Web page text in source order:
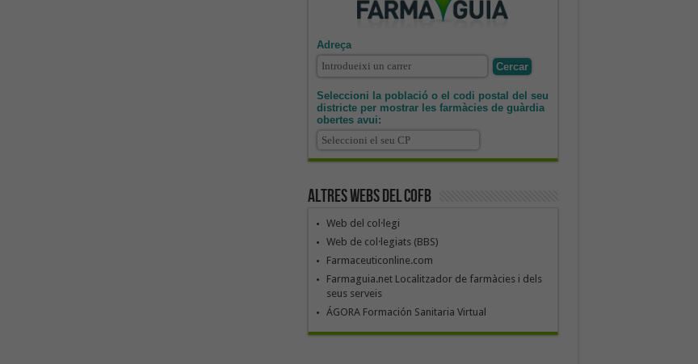
Adreça
Seleccioni la població o el codi postal del seu
districte per mostrar les farmàcies de guàrdia
obertes avui:
Altres webs del COFB
Web del col·legi
Web de col·legiats (BBS)
Farmaceuticonline.com
Farmaguia.net Localitzador de farmàcies i dels
seus serveis
ÁGORA Formación Sanitaria Virtual